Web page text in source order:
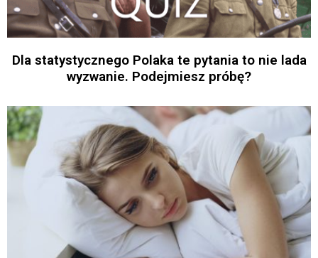
Dla statystycznego Polaka te pytania to nie lada
wyzwanie. Podejmiesz próbę?